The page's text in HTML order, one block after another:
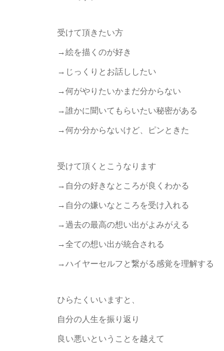
受けて頂きたい方
→絵を描くのが好き
→じっくりとお話ししたい
→何がやりたいかまだ分からない
→誰かに聞いてもらいたい秘密がある
→何か分からないけど、ピンときた
受けて頂くとこうなります
→自分の好きなところが良くわかる
→自分の嫌いなところを受け入れる
→過去の最高の想い出がよみがえる
→全ての想い出が統合される
→ハイヤーセルフと繋がる感覚を理解する
ひらたくいいますと、
自分の人生を振り返り
良い悪いということを越えて